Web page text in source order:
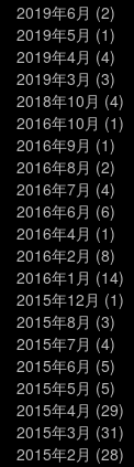
2019年6月 (2)
2019年5月 (1)
2019年4月 (4)
2019年3月 (3)
2018年10月 (4)
2016年10月 (1)
2016年9月 (1)
2016年8月 (2)
2016年7月 (4)
2016年6月 (6)
2016年4月 (1)
2016年2月 (8)
2016年1月 (14)
2015年12月 (1)
2015年8月 (3)
2015年7月 (4)
2015年6月 (5)
2015年5月 (5)
2015年4月 (29)
2015年3月 (31)
2015年2月 (28)